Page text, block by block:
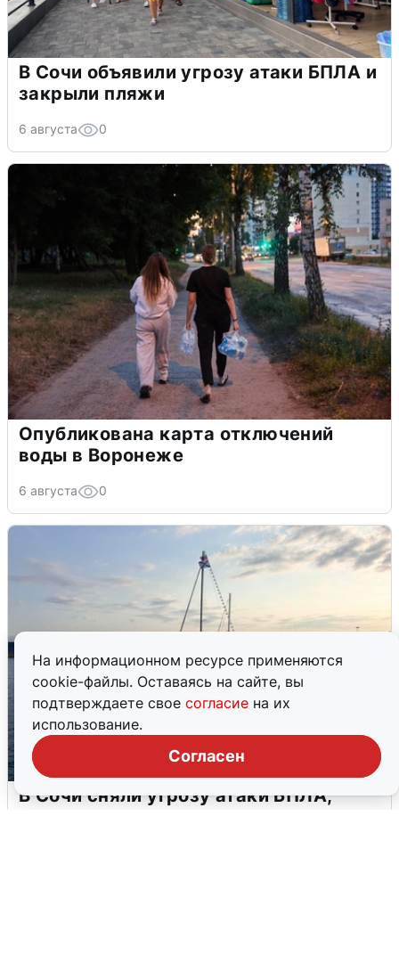
На информационном ресурсе применяются
cookie-файлы. Оставаясь на сайте, вы
подтверждаете свое согласие на их
использование.
Согласен
В Сочи объявили угрозу атаки БПЛА и
закрыли пляжи
6 августа 0
Опубликована карта отключений
воды в Воронеже
6 августа 0
В Сочи сняли угрозу атаки БПЛА,